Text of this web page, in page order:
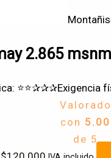
2.865
⭐⭐✰✰✰Exigencia
Valorado
con 5.00
de 5